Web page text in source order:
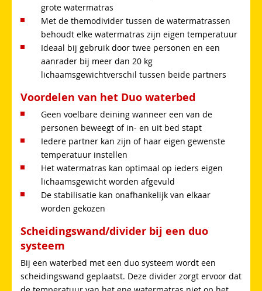
grote watermatras
Met de themodivider tussen de watermatrassen
behoudt elke watermatras zijn eigen temperatuur
Ideaal bij gebruik door twee personen en een
aanrader bij meer dan 20 kg
lichaamsgewichtverschil tussen beide partners
Voordelen van het Duo waterbed
Geen voelbare deining wanneer een van de
personen beweegt of in- en uit bed stapt
Iedere partner kan zijn of haar eigen gewenste
temperatuur instellen
Het watermatras kan optimaal op ieders eigen
lichaamsgewicht worden afgevuld
De stabilisatie kan onafhankelijk van elkaar
worden gekozen
Scheidingswand/divider bij een duo
systeem
Bij een waterbed met een duo systeem wordt een
scheidingswand geplaatst. Deze divider zorgt ervoor dat